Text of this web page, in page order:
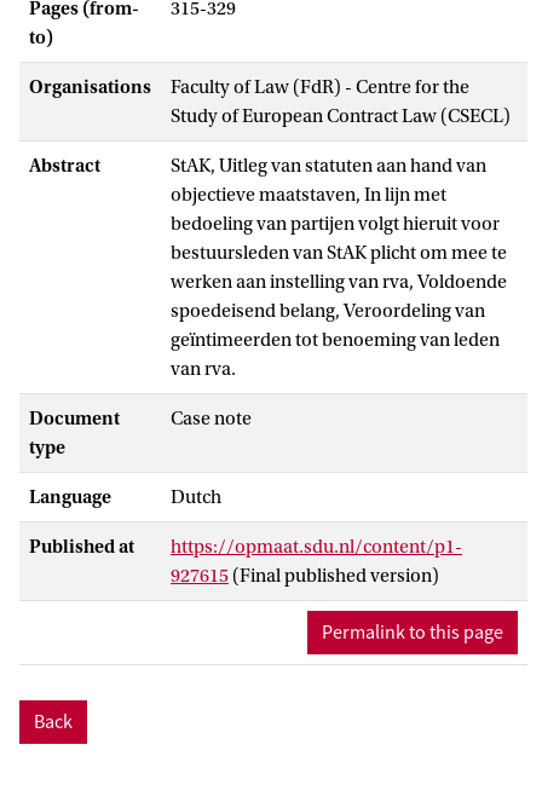
Pages (from-
to)
315-329
Organisations
Faculty of Law (FdR) - Centre for the
Study of European Contract Law (CSECL)
Abstract
StAK, Uitleg van statuten aan hand van
objectieve maatstaven, In lijn met
bedoeling van partijen volgt hieruit voor
bestuursleden van StAK plicht om mee te
werken aan instelling van rva, Voldoende
spoedeisend belang, Veroordeling van
geïntimeerden tot benoeming van leden
van rva.
Document
type
Case note
Language Dutch
Published at
https://opmaat.sdu.nl/content/p1-
927615 (Final published version)
Permalink to this page
Back